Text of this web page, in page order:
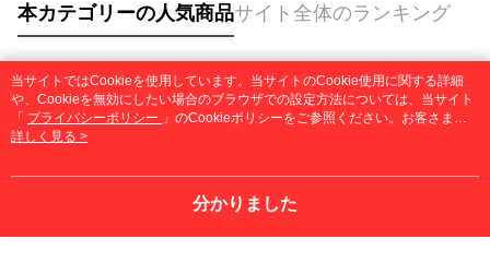
本カテゴリーの人気商品サイト全体のランキング
人気タグ
当サイトではCookieを使用しています。当サイトのCookie使用に関する詳細
や、Cookieを無効にしたい場合のブラウザでの設定方法については、当サイト
「 プライバシーポリシー 」のCookieポリシーをご参照ください。お客さま
が、当サイトを引き続き使用される場合、当社がサイト利用規約のCookieポリ
詳しく見る >
分かりました